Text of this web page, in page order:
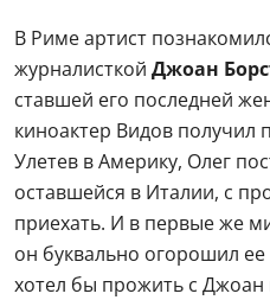
В Риме артист
журналисткой Джоан
ставшей его последней
киноактер Видов получил
Улетев в Америку, Олег
оставшейся в Италии, с
приехать. И в первые же
он буквально огорошил
хотел бы прожить с Джоан